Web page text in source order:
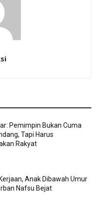
Pemimpin Bukan Cuma
Tapi Harus
Rakyat
Anak Dibawah Umur
Nafsu Bejat